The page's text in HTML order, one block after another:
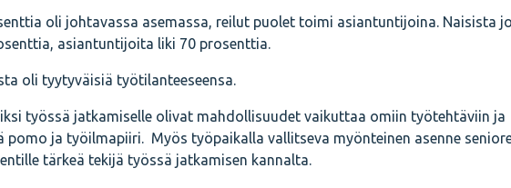
oli johtavassa asemassa, reilut puolet toimi asiantuntijoina. Naisista
asiantuntijoita liki 70 prosenttia.
oli tyytyväisiä työtilanteeseensa.
työssä jatkamiselle olivat mahdollisuudet vaikuttaa omiin työtehtäviin ja
pomo ja työilmapiiri. Myös työpaikalla vallitseva myönteinen asenne
tärkeä tekijä työssä jatkamisen kannalta.